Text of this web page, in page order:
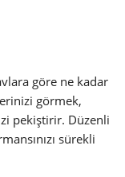
göre ne kadar
görmek,
pekiştirir. Düzenli
sürekli